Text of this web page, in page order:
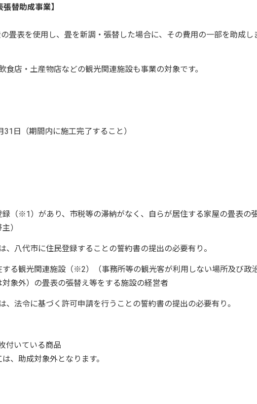
替助成事業】
畳表を使用し、畳を新調・張替した場合に、その費用の一部を助成し
食店・土産物店などの観光関連施設も事業の対象です。
日（期間内に施工完了すること）
録（※1）があり、市税等の滞納がなく、自らが居住する家屋の畳表の
）
八代市に住民登録することの誓約書の提出の必要有り。
する観光関連施設（※2）（事務所等の観光客が利用しない場所及び政
象外）の畳表の張替え等をする施設の経営者
法令に基づく許可申請を行うことの誓約書の提出の必要有り。
付いている商品
、助成対象外となります。